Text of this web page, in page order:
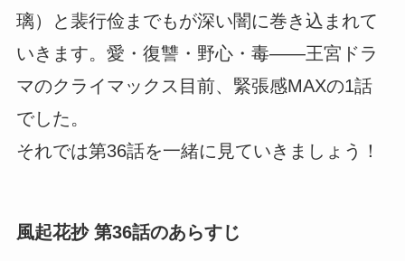
璃）と裴行俭までもが深い闇に巻き込まれて
いきます。愛・復讐・野心・毒――王宮ドラ
マのクライマックス目前、緊張感MAXの1話
でした。
それでは第36話を一緒に見ていきましょう！
風起花抄 第36話のあらすじ